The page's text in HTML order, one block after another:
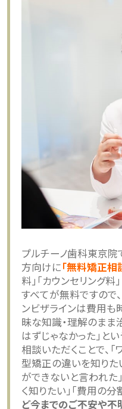
プルチーノ歯科東京
方向けに「無料矯正相
料」「カウンセリング料
すべてが無料ですので
ンビザラインは費用も
昧な知識・理解のまま
はずじゃなかった」と
相談いただくことで、
型矯正の違いを知りた
ができないと言われた
く知りたい」「費用の
ど今までのご不安や不